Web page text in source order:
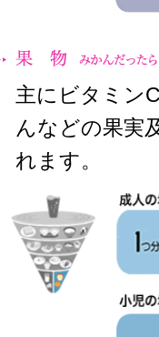
主にビタミン
んなどの果実
れます。